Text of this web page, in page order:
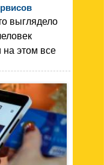
выглядело
на этом все